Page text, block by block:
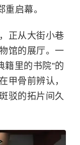
重启幕。
正从大街小巷
馆的展厅。一
里的书院”的
甲骨前辨认，
驳的拓片间久